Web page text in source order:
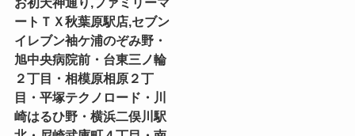
ートＴＸ秋葉原駅店,セブン
イレブン袖ケ浦のぞみ野・
旭中央病院前・台東三ノ輪
２丁目・相模原相原２丁
目・平塚テクノロード・川
崎はるひ野・横浜二俣川駅